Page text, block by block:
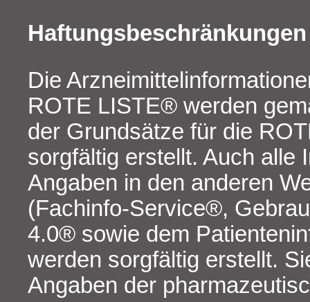
Haftungsbeschränkungen
Die
ROTE LISTE® werden
der Grundsätze für die
sorgfältig erstellt. Auch alle
Angaben in den anderen
(Fachinfo-Service®,
4.0® sowie dem
werden sorgfältig erstellt.
Angaben der